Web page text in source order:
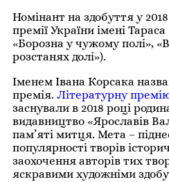
Номінант на здобуття у
премії України імені
«Борозна у чужому полі»,
розстанях долі»).
Іменем Івана Корсака
премія. Літературну
заснували в 2018 році
видавництво «Ярославів
пам’яті митця. Мета –
популярності творів
заохочення авторів тих
яскравими художніми